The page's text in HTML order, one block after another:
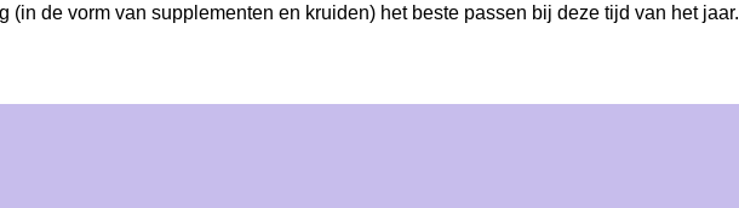
de vorm van supplementen en kruiden) het beste passen bij deze tijd van het jaar.